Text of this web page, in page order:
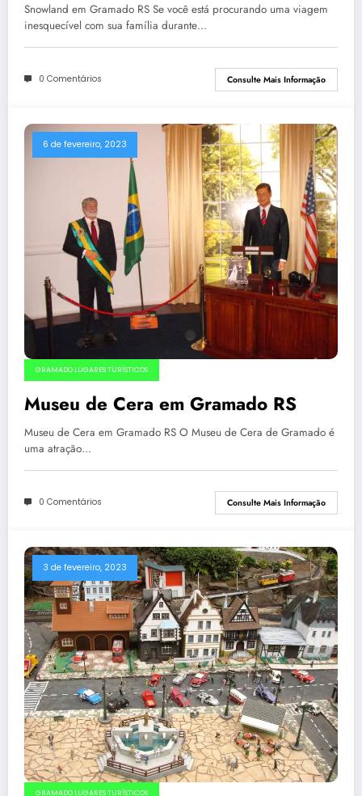
Snowland em Gramado RS Se você está procurando uma viagem
inesquecível com sua família durante…
0 Comentários Consulte Mais Informação
6 de fevereiro, 2023
GRAMADO LUGARES TURÍSTICOS
Museu de Cera em Gramado RS
Museu de Cera em Gramado RS O Museu de Cera de Gramado é
uma atração…
0 Comentários Consulte Mais Informação
3 de fevereiro, 2023
GRAMADO LUGARES TURÍSTICOS